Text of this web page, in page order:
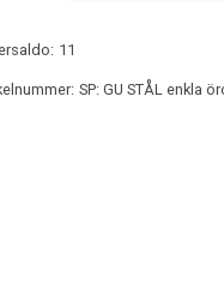
11
SP: GU STÅL enkla